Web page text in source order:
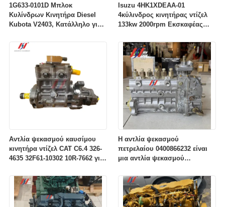
1G633-0101D Μπλοκ
Κυλίνδρων Κινητήρα Diesel
Kubota V2403, Κατάλληλο για
Isuzu 4HK1XDEAA-01
4κύλινδρος κινητήρας ντίζελ
133kw 2000rpm Εκσκαφέας
κοινών σιδηροδρομικών
γραμμών
Αντλία ψεκασμού καυσίμου
κινητήρα ντίζελ CAT C6.4 326-
4635 32F61-10302 10R-7662 για
εκσκαφέα 320D
Η αντλία ψεκασμού
πετρελαίου 0400866232 είναι
μια αντλία ψεκασμού